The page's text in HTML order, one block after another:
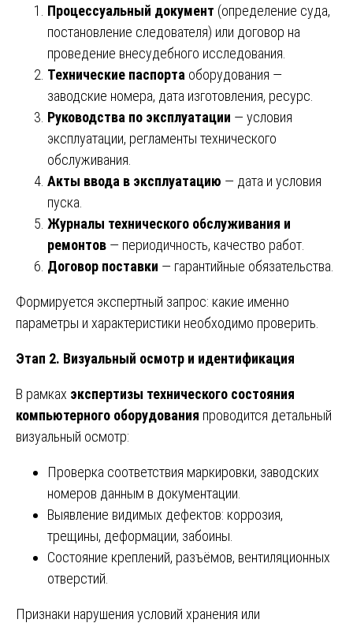
Процессуальный документ (определение суда,
постановление следователя) или договор на
проведение внесудебного исследования.
Технические паспорта оборудования —
заводские номера, дата изготовления, ресурс.
Руководства по эксплуатации — условия
эксплуатации, регламенты технического
обслуживания.
Акты ввода в эксплуатацию — дата и условия
пуска.
Журналы технического обслуживания и
ремонтов — периодичность, качество работ.
Договор поставки — гарантийные обязательства.
Формируется экспертный запрос: какие именно
параметры и характеристики необходимо проверить.
Этап 2. Визуальный осмотр и идентификация
В рамках экспертизы технического состояния
компьютерного оборудования проводится детальный
визуальный осмотр:
Проверка соответствия маркировки, заводских
номеров данным в документации.
Выявление видимых дефектов: коррозия,
трещины, деформации, забоины.
Состояние креплений, разъёмов, вентиляционных
отверстий.
Признаки нарушения условий хранения или